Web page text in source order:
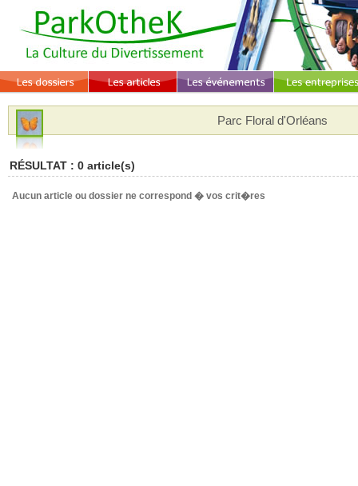
Parc Floral d'Orléans
RÉSULTAT : 0 article(s)
Aucun article ou dossier ne correspond � vos crit�res